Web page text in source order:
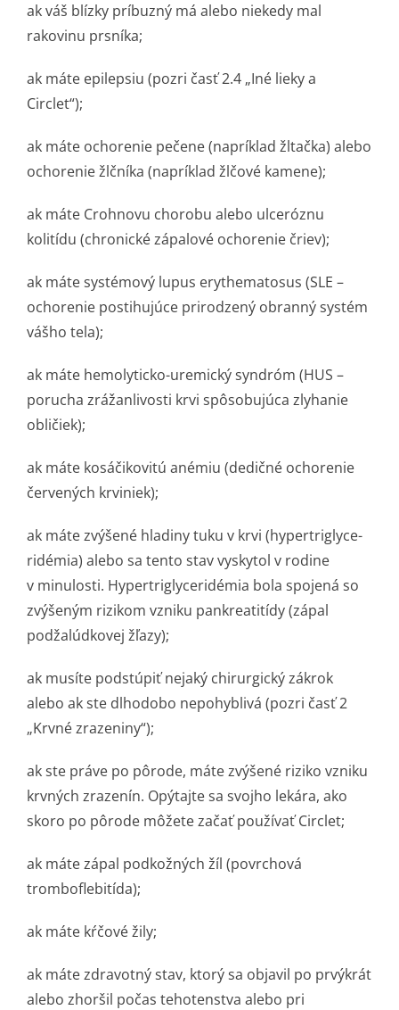
ak váš blízky príbuzný má alebo niekedy mal
rakovinu prsníka;
ak máte epilepsiu (pozri časť 2.4 „Iné lieky a
Circlet“);
ak máte ochorenie pečene (napríklad žltačka) alebo
ochorenie žlčníka (napríklad žlčové kamene);
ak máte Crohnovu chorobu alebo ulceróznu
kolitídu (chronické zápalové ochorenie čriev);
ak máte systémový lupus erythematosus (SLE –
ochorenie postihujúce prirodzený obranný systém
vášho tela);
ak máte hemolyticko-uremický syndróm (HUS –
porucha zrážanlivosti krvi spôsobujúca zlyhanie
obličiek);
ak máte kosáčikovitú anémiu (dedičné ochorenie
červených krviniek);
ak máte zvýšené hladiny tuku v krvi (hypertriglyce­
ridémia) alebo sa tento stav vyskytol v rodine
v minulosti. Hypertriglyce­ridémia bola spojená so
zvýšeným rizikom vzniku pankreatitídy (zápal
podžalúdkovej žľazy);
ak musíte podstúpiť nejaký chirurgický zákrok
alebo ak ste dlhodobo nepohyblivá (pozri časť 2
„Krvné zrazeniny“);
ak ste práve po pôrode, máte zvýšené riziko vzniku
krvných zrazenín. Opýtajte sa svojho lekára, ako
skoro po pôrode môžete začať používať Circlet;
ak máte zápal podkožných žíl (povrchová
tromboflebitída);
ak máte kŕčové žily;
ak máte zdravotný stav, ktorý sa objavil po prvýkrát
alebo zhoršil počas tehotenstva alebo pri